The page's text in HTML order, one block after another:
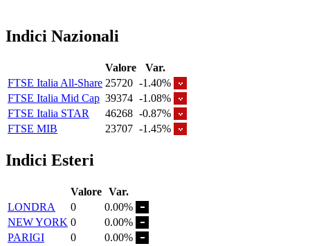
Indici Nazionali
Valore
Var.
FTSE Italia All-Share 25720 -1.40%
FTSE Italia Mid Cap 39374 -1.08%
FTSE Italia STAR
46268 -0.87%
FTSE MIB
23707 -1.45%
Indici Esteri
Valore Var.
LONDRA
0
0.00%
NEW YORK 0
0.00%
PARIGI
0
0.00%